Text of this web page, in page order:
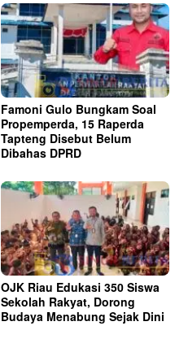
Famoni Gulo Bungkam Soal
Propemperda, 15 Raperda
Tapteng Disebut Belum
Dibahas DPRD
OJK Riau Edukasi 350 Siswa
Sekolah Rakyat, Dorong
Budaya Menabung Sejak Dini